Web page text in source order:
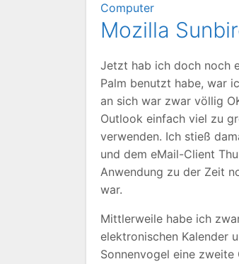
Computer
Mozilla
Jetzt hab ich doch noch
Palm benutzt habe, war
an sich war zwar völlig
Outlook einfach viel zu
verwenden. Ich stieß
und dem eMail-Client
Anwendung zu der Zeit
war.
Mittlerweile habe ich
elektronischen Kalender
Sonnenvogel eine